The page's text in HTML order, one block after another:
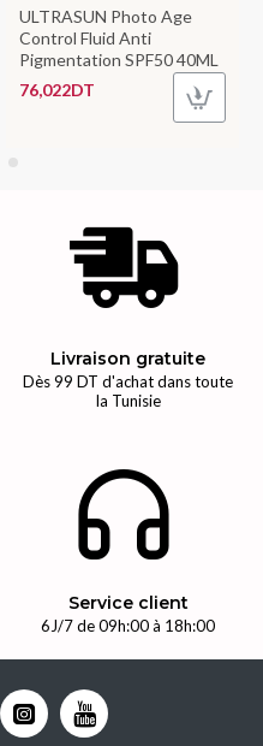
ULTRASUN Photo Age
Control Fluid Anti
Pigmentation SPF50 40ML
76,022DT
Livraison gratuite
Dès 99 DT d'achat dans toute
la Tunisie
Service client
6J/7 de 09h:00 à 18h:00